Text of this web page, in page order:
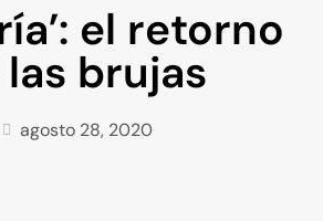
el retorno
brujas
agosto 28, 2020